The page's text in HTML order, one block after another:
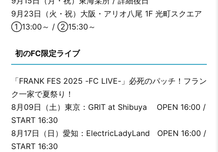
9月23日（火・祝）大阪・アリオ八尾 1F 光町スクエア
①13:00～ / ②15:30～
初のFC限定ライブ
「FRANK FES 2025 -FC LIVE-」必死のパッチ！フラン
ク一家で夏祭り！
8月09日（土）東京：GRIT at Shibuya OPEN 16:00 /
START 16:30
8月17日（日）愛知：ElectricLadyLand OPEN 16:00 /
START 16:30